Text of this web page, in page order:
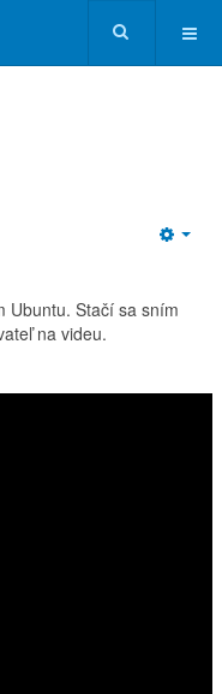
Ubuntu. Stačí sa sním
na videu.